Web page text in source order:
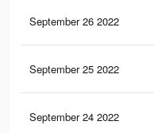
September 26 2022
September 25 2022
September 24 2022